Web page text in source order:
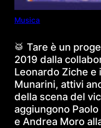
Musica
🥁 Tare è un
2019 dalla
Leonardo Ziche
Munarini, attivi
della scena del
aggiungono
e Andrea Moro